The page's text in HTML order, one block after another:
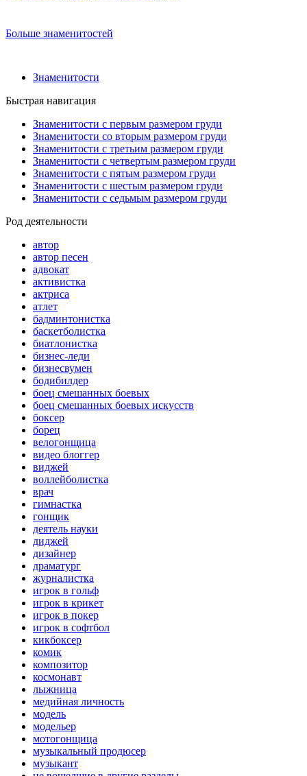
Больше знаменитостей
Знаменитости
Быстрая навигация
Знаменитости с первым размером груди
Знаменитости со вторым размером груди
Знаменитости с третьим размером груди
Знаменитости с четвертым размером груди
Знаменитости с пятым размером груди
Знаменитости с шестым размером груди
Знаменитости с седьмым размером груди
Род деятельности
автор
автор песен
адвокат
активистка
актриса
атлет
бадминтонистка
баскетболистка
биатлонистка
бизнес-леди
бизнесвумен
бодибилдер
боец смешанных боевых
боец смешанных боевых искусств
боксер
борец
велогонщица
видео блоггер
виджей
воллейболистка
врач
гимнастка
гонщик
деятель науки
диджей
дизайнер
драматург
журналистка
игрок в гольф
игрок в крикет
игрок в покер
игрок в софтбол
кикбоксер
комик
композитор
космонавт
лыжница
медийная личность
модель
модельер
мотогонщица
музыкальный продюсер
музыкант